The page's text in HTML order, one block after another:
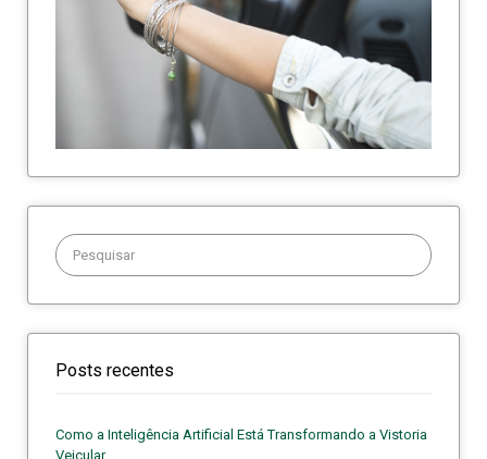
Procurar:
Posts recentes
Como a Inteligência Artificial Está Transformando a Vistoria
Veicular